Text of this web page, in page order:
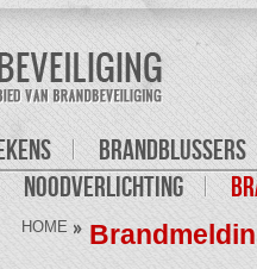
BRANDBLUSSERS
NOODVERLICHTING
HOME